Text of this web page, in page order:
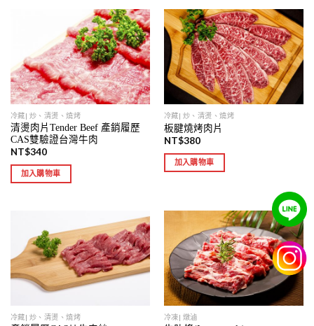
冷藏| 炒、清燙、燒烤
清燙肉片Tender Beef 產銷履歷
CAS雙驗證台灣牛肉
NT$340
加入購物車
冷藏| 炒、清燙、燒烤
板腱燒烤肉片
NT$380
加入購物車
冷藏| 炒、清燙、燒烤 冷凍| 燉滷